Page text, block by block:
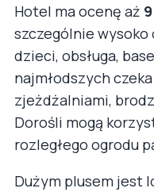
Hotel ma ocenę aż
szczególnie
dzieci, obsługa,
najmłodszych
zjeżdżalniami,
Dorośli mogą
rozległego ogrodu
Dużym plusem jest